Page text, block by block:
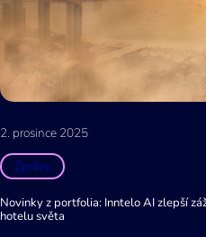
2. prosince 2025
Zprávy
Novinky z portfolia: Inntelo AI zlepší
hotelu světa